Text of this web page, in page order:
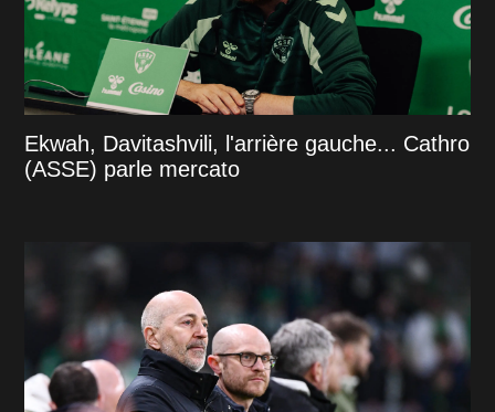
Ekwah, Davitashvili, l'arrière gauche... Cathro
(ASSE) parle mercato